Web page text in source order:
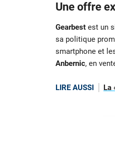
Une offre
Gearbestest un
sa politique
smartphone et
Anbernic, en
LIRE AUSSI La